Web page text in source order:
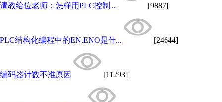
请教给位老师：怎样用PLC控制... [9887]
PLC结构化编程中的EN,ENO是什... [24644]
编码器计数不准原因 [11293]